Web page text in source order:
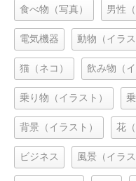
食べ物（写真） 男性
電気機器 動物（イラス
猫（ネコ） 飲み物（イ
乗り物（イラスト）
背景（イラスト） 花
ビジネス 風景（イラス